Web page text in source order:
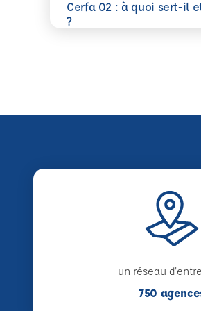
Cerfa 02 : à quoi sert-il
?
En savoir plus
un réseau
750